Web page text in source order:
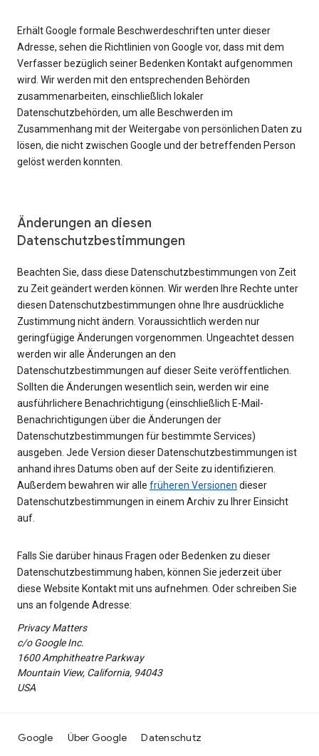
Erhält Google formale Beschwerdeschriften unter dieser
Adresse, sehen die Richtlinien von Google vor, dass mit dem
Verfasser bezüglich seiner Bedenken Kontakt aufgenommen
wird. Wir werden mit den entsprechenden Behörden
zusammenarbeiten, einschließlich lokaler
Datenschutzbehörden, um alle Beschwerden im
Zusammenhang mit der Weitergabe von persönlichen Daten zu
lösen, die nicht zwischen Google und der betreffenden Person
gelöst werden konnten.
Änderungen an diesen
Datenschutzbestimmungen
Beachten Sie, dass diese Datenschutzbestimmungen von Zeit
zu Zeit geändert werden können. Wir werden Ihre Rechte unter
diesen Datenschutzbestimmungen ohne Ihre ausdrückliche
Zustimmung nicht ändern. Voraussichtlich werden nur
geringfügige Änderungen vorgenommen. Ungeachtet dessen
werden wir alle Änderungen an den
Datenschutzbestimmungen auf dieser Seite veröffentlichen.
Sollten die Änderungen wesentlich sein, werden wir eine
ausführlichere Benachrichtigung (einschließlich E-Mail-
Benachrichtigungen über die Änderungen der
Datenschutzbestimmungen für bestimmte Services)
ausgeben. Jede Version dieser Datenschutzbestimmungen ist
anhand ihres Datums oben auf der Seite zu identifizieren.
Außerdem bewahren wir alle früheren Versionen dieser
Datenschutzbestimmungen in einem Archiv zu Ihrer Einsicht
auf.
Falls Sie darüber hinaus Fragen oder Bedenken zu dieser
Datenschutzbestimmung haben, können Sie jederzeit über
diese Website Kontakt mit uns aufnehmen. Oder schreiben Sie
uns an folgende Adresse:
Privacy Matters
c/o Google Inc.
1600 Amphitheatre Parkway
Mountain View, California, 94043
USA
Google Über Google Datenschutz